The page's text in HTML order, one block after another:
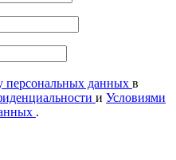
персональных данных в
и Условиями
.